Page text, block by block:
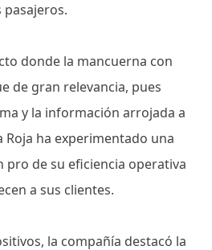
pasajeros.
donde la mancuerna con
de gran relevancia, pues
y la información arrojada a
Roja ha experimentado una
pro de su eficiencia operativa
a sus clientes.
la compañía destacó la